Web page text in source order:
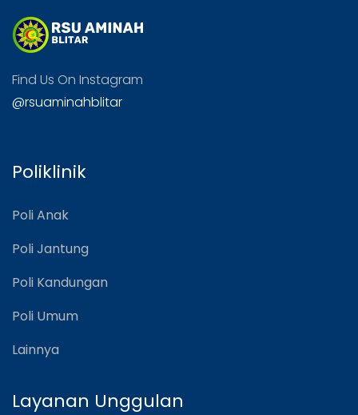
Find Us On Instagram
@rsuaminahblitar
Poliklinik
Poli Anak
Poli Jantung
Poli Kandungan
Poli Umum
Lainnya
Layanan Unggulan